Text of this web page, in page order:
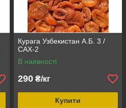
Курага Узбекистан А.Б. 3 /
САХ-2
В наявності
290 ₴/кг
Купити